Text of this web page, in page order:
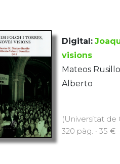
Digital:
visions
Mateos
Alberto
(Universitat de
320 pàg. · 35 €